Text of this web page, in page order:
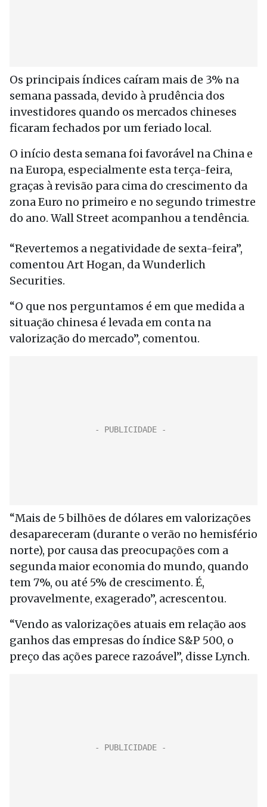
Os principais índices caíram mais de 3% na
semana passada, devido à prudência dos
investidores quando os mercados chineses
ficaram fechados por um feriado local.
O início desta semana foi favorável na China e
na Europa, especialmente esta terça-feira,
graças à revisão para cima do crescimento da
zona Euro no primeiro e no segundo trimestre
do ano. Wall Street acompanhou a tendência.
“Revertemos a negatividade de sexta-feira”,
comentou Art Hogan, da Wunderlich
Securities.
“O que nos perguntamos é em que medida a
situação chinesa é levada em conta na
valorização do mercado”, comentou.
“Mais de 5 bilhões de dólares em valorizações
desapareceram (durante o verão no hemisfério
norte), por causa das preocupações com a
segunda maior economia do mundo, quando
tem 7%, ou até 5% de crescimento. É,
provavelmente, exagerado”, acrescentou.
“Vendo as valorizações atuais em relação aos
ganhos das empresas do índice S&P 500, o
preço das ações parece razoável”, disse Lynch.